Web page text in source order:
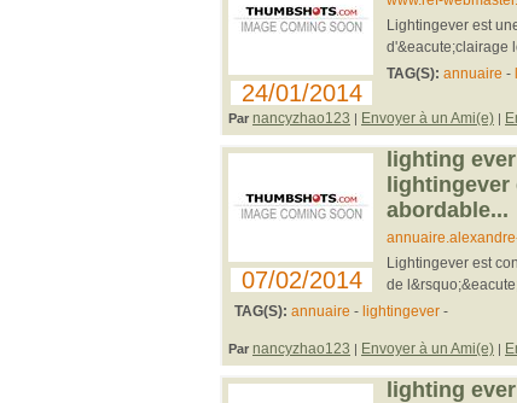
24/01/2014
Lightingever est
d'&eacute;clairage
TAG(S): annuaire -
Par nancyzhao123 | Envoyer à un Ami(e) |
07/02/2014
lighting
abordable...
Lightingever est
de
TAG(S): annuaire - lightingever -
Par nancyzhao123 | Envoyer à un Ami(e) |
lighting